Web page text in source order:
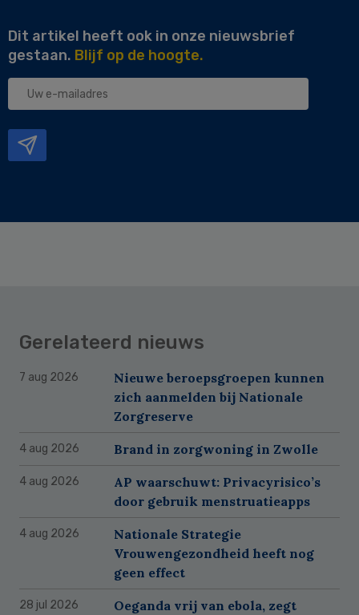
Dit artikel heeft ook in onze nieuwsbrief
gestaan. Blijf op de hoogte.
Uw
Gerelateerd nieuws
7 aug 2026
Nieuwe beroepsgroepen kunnen
zich aanmelden bij Nationale
Zorgreserve
4 aug 2026 Brand in zorgwoning in Zwolle
4 aug 2026
AP waarschuwt: Privacyrisico’s
door gebruik menstruatieapps
4 aug 2026
Nationale Strategie
Vrouwengezondheid heeft nog
geen effect
28 jul 2026
Oeganda vrij van ebola, zegt